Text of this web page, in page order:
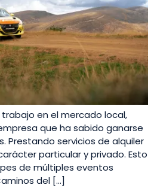
en el mercado local,
que ha sabido ganarse
Prestando servicios de alquiler
particular y privado. Esto
de múltiples eventos
del […]